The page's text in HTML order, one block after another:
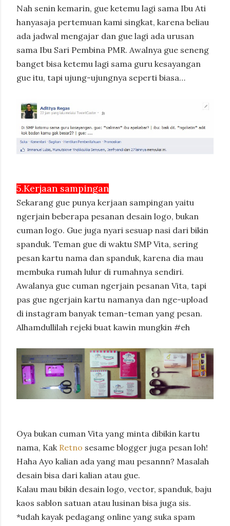
Nah senin kemarin, gue ketemu lagi sama Ibu Ati
hanyasaja pertemuan kami singkat, karena beliau
ada jadwal mengajar dan gue lagi ada urusan
sama Ibu Sari Pembina PMR. Awalnya gue seneng
banget bisa ketemu lagi sama guru kesayangan
gue itu, tapi ujung-ujungnya seperti biasa…
5.Kerjaan sampingan
Sekarang gue punya kerjaan sampingan yaitu
ngerjain beberapa pesanan desain logo, bukan
cuman logo. Gue juga nyari sesuap nasi dari bikin
spanduk. Teman gue di waktu SMP Vita, sering
pesan kartu nama dan spanduk, karena dia mau
membuka rumah lulur di rumahnya sendiri.
Awalanya gue cuman ngerjain pesanan Vita, tapi
pas gue ngerjain kartu namanya dan nge-upload
di instagram banyak teman-teman yang pesan.
Alhamdullilah rejeki buat kawin mungkin #eh
Oya bukan cuman Vita yang minta dibikin kartu
nama, Kak Retno sesame blogger juga pesan loh!
Haha Ayo kalian ada yang mau pesannn? Masalah
desain bisa dari kalian atau gue.
Kalau mau bikin desain logo, vector, spanduk, baju
kaos sablon satuan atau lusinan bisa juga sis.
*udah kayak pedagang online yang suka spam